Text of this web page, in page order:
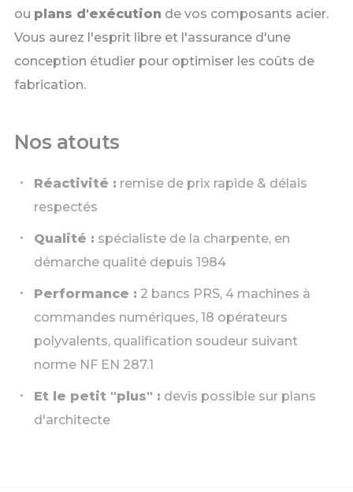
ou plans d'exécution de vos composants acier.
Vous aurez l'esprit libre et l'assurance d'une
conception étudier pour optimiser les coûts de
fabrication.
Nos atouts
Réactivité : remise de prix rapide & délais
respectés
Qualité : spécialiste de la charpente, en
démarche qualité depuis 1984
Performance : 2 bancs PRS, 4 machines à
commandes numériques, 18 opérateurs
polyvalents, qualification soudeur suivant
norme NF EN 287.1
Et le petit "plus" : devis possible sur plans
d'architecte